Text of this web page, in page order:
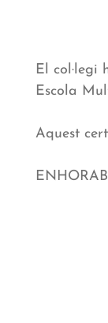
El col·legi
Escola
Aquest